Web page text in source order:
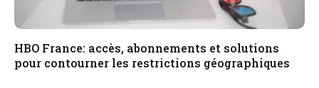
HBO France: accès, abonnements et solutions
pour contourner les restrictions géographiques